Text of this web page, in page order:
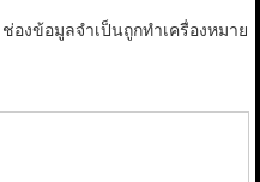
ช่องข้อมูลจำเป็นถูกทำเครื่องหมาย